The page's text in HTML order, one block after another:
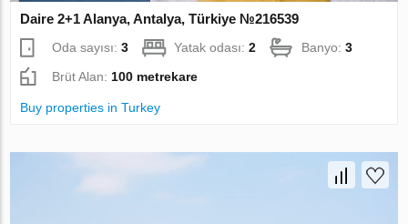
Daire 2+1 Alanya, Antalya, Türkiye №216539
Oda sayısı:3 Yatak odası:2 Banyo:3
Brüt Alan: 100 metrekare
Buy properties in Turkey